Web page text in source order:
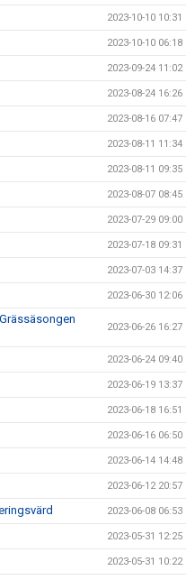
2023-10-10 10:31
2023-10-10 06:18
2023-09-24 11:02
2023-08-24 16:26
2023-08-16 07:47
2023-08-11 11:34
2023-08-11 09:35
2023-08-07 08:45
2023-07-29 09:00
2023-07-18 09:31
2023-07-03 14:37
2023-06-30 12:06
2023-06-26 16:27
2023-06-24 09:40
2023-06-19 13:37
2023-06-18 16:51
2023-06-16 06:50
2023-06-14 14:48
2023-06-12 20:57
2023-06-08 06:53
2023-05-31 12:25
2023-05-31 10:22